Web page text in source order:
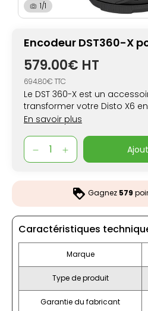
1/1
Encodeur DST360-X
579.00€ HT
694.80€ TTC
Le DST 360-X est un
transformer votre Disto X6
de mesure professionnelle !
En savoir plus
Gagnez 579
Caractéristiques
Marque
Type de produit
Garantie du fabricant